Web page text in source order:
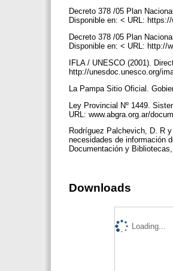
Decreto 378 /05 Plan
Disponible en: < URL:
Decreto 378 /05 Plan
Disponible en: < URL: http://
IFLA / UNESCO (2001).
http://unesdoc.unesco.org/
La Pampa Sitio Oficial.
Ley Provincial Nº 1449.
URL: www.abgra.org.ar/
Rodríguez Palchevich, D. R
necesidades de información
Documentación y
Downloads
Loading...